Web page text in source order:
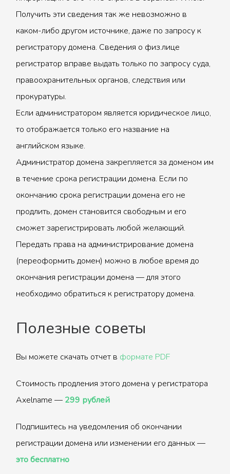
Получить эти сведения так же невозможно в
каком-либо другом источнике, даже по запросу к
регистратору домена. Сведения о физ.лице
регистратор вправе выдать только по запросу суда,
правоохранительных органов, следствия или
прокуратуры.
Если администратором является юридическое лицо,
то отображается только его название на
английском языке.
Администратор домена закрепляется за доменом им
в течение срока регистрации домена. Если по
окончанию срока регистрации домена его не
продлить, домен становится свободным и его
сможет зарегистрировать любой желающий.
Передать права на администрирование домена
(переоформить домен) можно в любое время до
окончания регистрации домена — для этого
необходимо обратиться к регистратору домена.
Полезные советы
Вы можете скачать отчет в формате PDF
Стоимость продления этого домена у регистратора
Axelname — 299 рублей
Подпишитесь на уведомления об окончании
регистрации домена или изменении его данных —
это бесплатно